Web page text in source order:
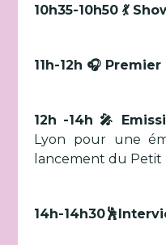
10h35-10h50 💃
11h-12h 🎧
12h -14h 🎤
Lyon pour une
lancement du Petit
14h-